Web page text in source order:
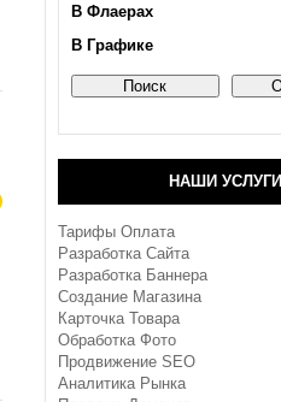
В Флаерах
В Графике
НАШИ УСЛУГИ
Тарифы Оплата
Разработка Сайта
Разработка Баннера
Создание Магазина
Карточка Товара
Обработка Фото
Продвижение SEO
Аналитика Рынка